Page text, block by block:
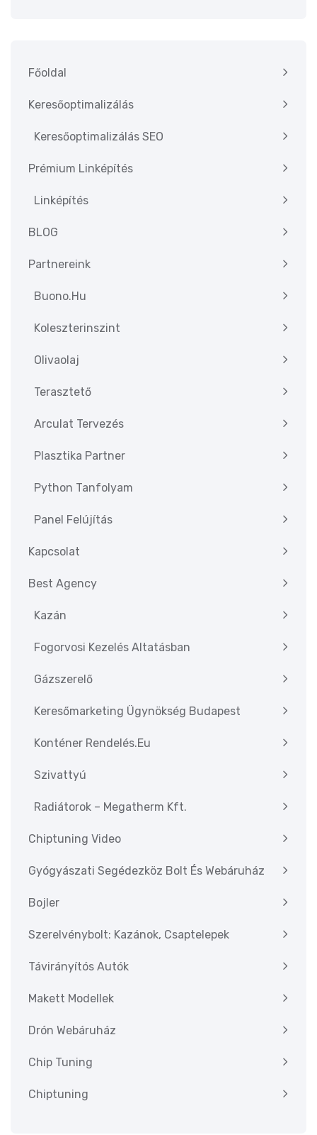
Főoldal
Keresőoptimalizálás
Keresőoptimalizálás SEO
Prémium Linképítés
Linképítés
BLOG
Partnereink
Buono.hu
Koleszterinszint
Olivaolaj
Terasztető
Arculat Tervezés
Plasztika Partner
Python Tanfolyam
Panel Felújítás
Kapcsolat
Best Agency
Kazán
Fogorvosi Kezelés Altatásban
Gázszerelő
Keresőmarketing Ügynökség Budapest
Konténer Rendelés.eu
Szivattyú
Radiátorok – Megatherm Kft.
Chiptuning Video
Gyógyászati Segédezköz Bolt És Webáruház
Bojler
Szerelvénybolt: Kazánok, Csaptelepek
Távirányítós Autók
Makett Modellek
Drón Webáruház
Chip Tuning
Chiptuning